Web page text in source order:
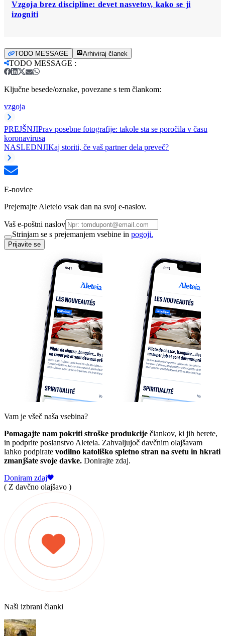
Vzgoja brez discipline: devet nasvetov, kako se ji
izogniti
TODO MESSAGE Arhiviraj članek
TODO MESSAGE :
Ključne besede/oznake, povezane s tem člankom:
vzgoja
PREJŠNJIPrav posebne fotografije: takole sta se poročila v času
koronavirusa
NASLEDNJIKaj storiti, če vaš partner dela preveč?
E-novice
Prejemajte Aleteio vsak dan na svoj e-naslov.
Vaš e-poštni naslov
Strinjam se s prejemanjem vsebine in pogoji.
Prijavite se
Vam je všeč naša vsebina?
Pomagajte nam pokriti stroške produkcije člankov, ki jih berete,
in podprite poslanstvo Aleteia. Zahvaljujoč davčnim olajšavam
lahko podpirate vodilno katoliško spletno stran na svetu in hkrati
zmanjšate svoje davke. Donirajte zdaj.
Doniram zdaj
( Z davčno olajšavo )
Naši izbrani članki